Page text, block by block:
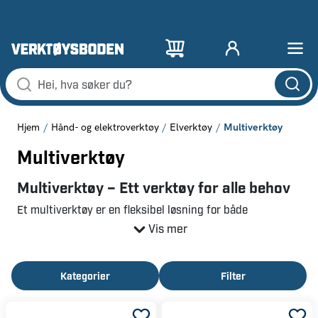
Hjem Hånd- og elektroverktøy Elverktøy Multiverktøy
Multiverktøy
Multiverktøy – Ett verktøy for alle behov
Et multiverktøy er en fleksibel løsning for både
hjemmefiksere og profesjonelle. Med muligheten til å
Batteridrevet multiverktøy – Frihet og fleksibilitet
Vis mer
Kategorier Filter